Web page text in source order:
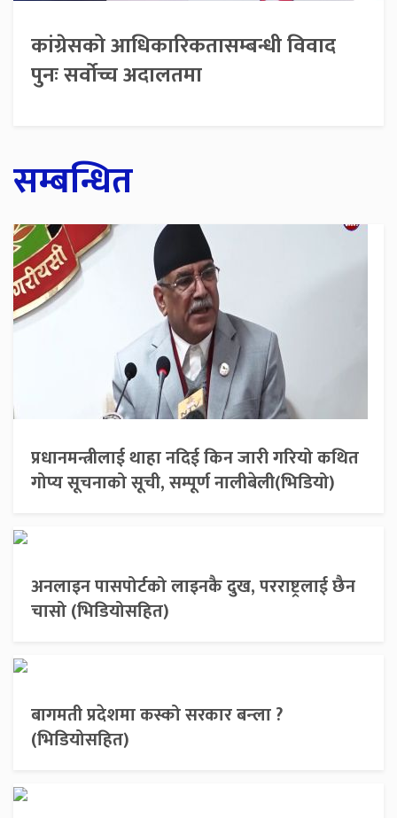
कांग्रेसको आधिकारिकतासम्बन्धी विवाद
पुनः सर्वोच्च अदालतमा
सम्बन्धित
प्रधानमन्त्रीलाई थाहा नदिई किन जारी गरियो कथित
गोप्य सूचनाको सूची, सम्पूर्ण नालीबेली(भिडियो)
अनलाइन पासपोर्टको लाइनकै दुख, परराष्ट्रलाई छैन
चासो (भिडियोसहित)
बागमती प्रदेशमा कस्को सरकार बन्ला ?
(भिडियोसहित)